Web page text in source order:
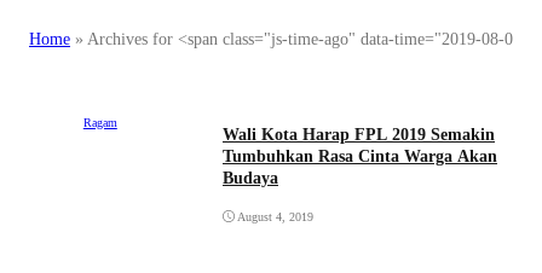
Home » Archives for <span class="js-time-ago" data-time="2019-08-
Ragam
Wali Kota Harap FPL 2019 Semakin
Tumbuhkan Rasa Cinta Warga Akan
Budaya
August 4, 2019